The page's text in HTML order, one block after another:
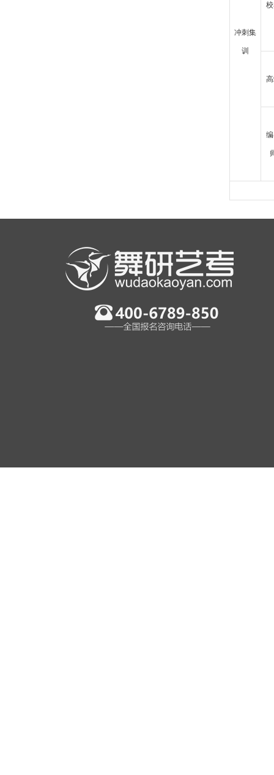
冲刺集
训